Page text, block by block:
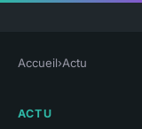
Accueil›Actu
ACTU